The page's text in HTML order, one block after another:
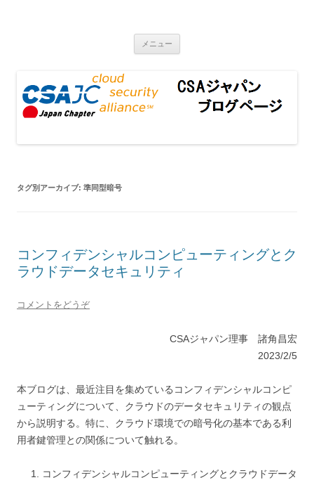
メニュー
タグ別アーカイブ: 準同型暗号
コンフィデンシャルコンピューティングとク
ラウドデータセキュリティ
コメントをどうぞ
CSAジャパン理事 諸角昌宏
2023/2/5
本ブログは、最近注目を集めているコンフィデンシャルコンピ
ューティングについて、クラウドのデータセキュリティの観点
から説明する。特に、クラウド環境での暗号化の基本である利
用者鍵管理との関係について触れる。
コンフィデンシャルコンピューティングとクラウドデータ